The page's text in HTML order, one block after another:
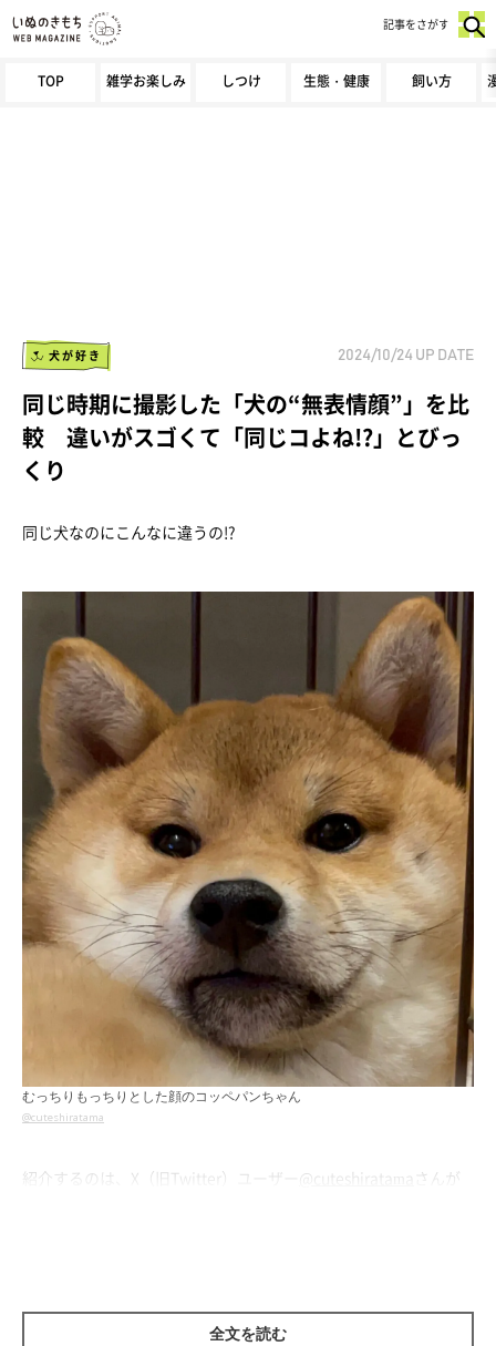
TOP 雑学お楽しみ しつけ 生態・健康 飼い方
記事をさがす
犬が好き 2024/10/24 UP DATE
同じ時期に撮影した「犬の“無表情顔”」を比
較 違いがスゴくて「同じコよね!?」とびっ
くり
同じ犬なのにこんなに違うの!?
むっちりもっちりとした顔のコッペパンちゃん
@cuteshiratama
紹介するのは、X（旧Twitter）ユーザー @cuteshiratama さんが
をおさめたものだそう。むっちりもっちりとした顔が可愛ら
全文を読む